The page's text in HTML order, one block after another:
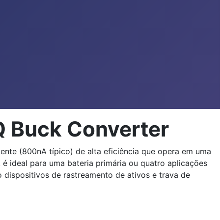
Buck Converter
(800nA típico) de alta eficiência que opera em uma
ideal para uma bateria primária ou quatro aplicações
de rastreamento de ativos e trava de